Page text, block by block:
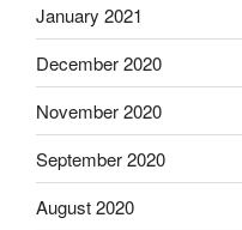
January 2021
December 2020
November 2020
September 2020
August 2020